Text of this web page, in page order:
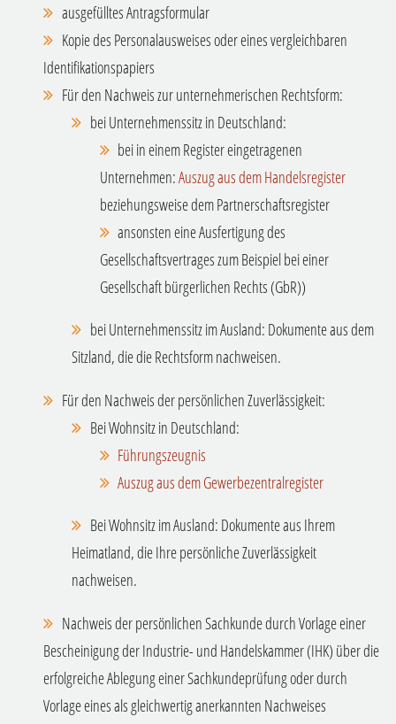
ausgefülltes Antragsformular
Kopie des Personalausweises oder eines vergleichbaren
Identifikationspapiers
Für den Nachweis zur unternehmerischen Rechtsform:
bei Unternehmenssitz in Deutschland:
bei in einem Register eingetragenen
Unternehmen:Auszug aus dem Handelsregister
beziehungsweise dem Partnerschaftsregister
ansonsten eine Ausfertigung des
Gesellschaftsvertrages zum Beispiel bei einer
Gesellschaft bürgerlichen Rechts (GbR))
bei Unternehmenssitz im Ausland: Dokumente aus dem
Sitzland, die die Rechtsform nachweisen.
Für den Nachweis der persönlichen Zuverlässigkeit:
Bei Wohnsitz in Deutschland:
Führungszeugnis
Auszug aus dem Gewerbezentralregister
Bei Wohnsitz im Ausland: Dokumente aus Ihrem
Heimatland, die Ihre persönliche Zuverlässigkeit
nachweisen.
Nachweis der persönlichen Sachkunde durch Vorlage einer
Bescheinigung der Industrie- und Handelskammer (IHK) über die
erfolgreiche Ablegung einer Sachkundeprüfung oder durch
Vorlage eines als gleichwertig anerkannten Nachweises